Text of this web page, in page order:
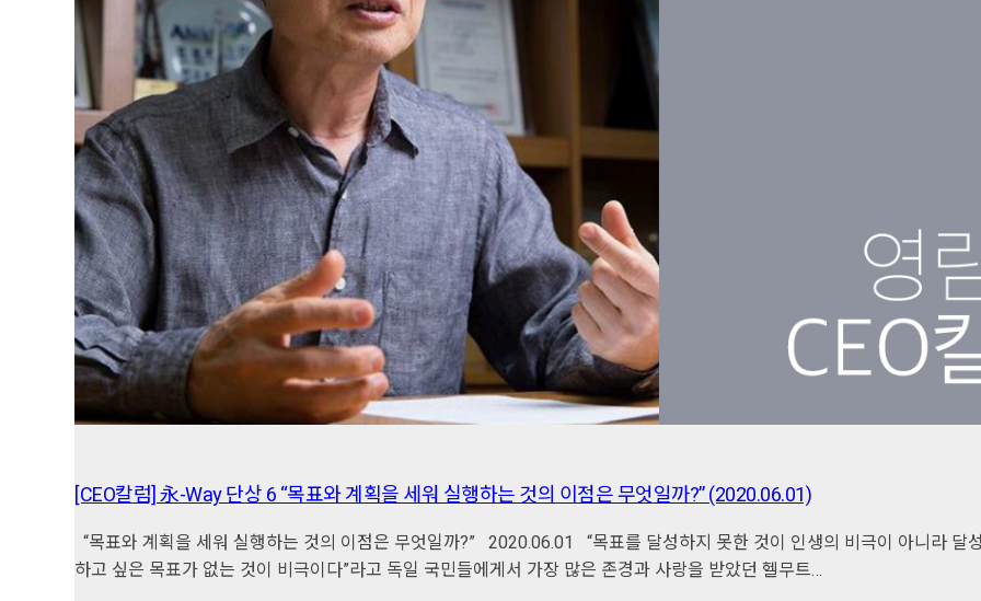
[CEO칼럼] 永-Way 단상 6 “목표와 계획을 세워 실행하는 것의 이점은 무엇일까?” (2020.06.01)
“목표와 계획을 세워 실행하는 것의 이점은 무엇일까?” 2020.06.01 “목표를 달성하지 못한 것이 인생의 비극이 아니라 달
하고 싶은 목표가 없는 것이 비극이다”라고 독일 국민들에게서 가장 많은 존경과 사랑을 받았던 헬무트…